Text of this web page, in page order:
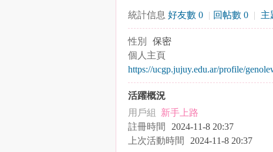
統計信息 好友數 0 | 回帖數 0 | 主
性別 保密
個人主頁
https://ucgp.jujuy.edu.ar/profile/
活躍概況
用戶組 新手上路
註冊時間
2024-11-8 20:37
上次活動時間
2024-11-8 20:37